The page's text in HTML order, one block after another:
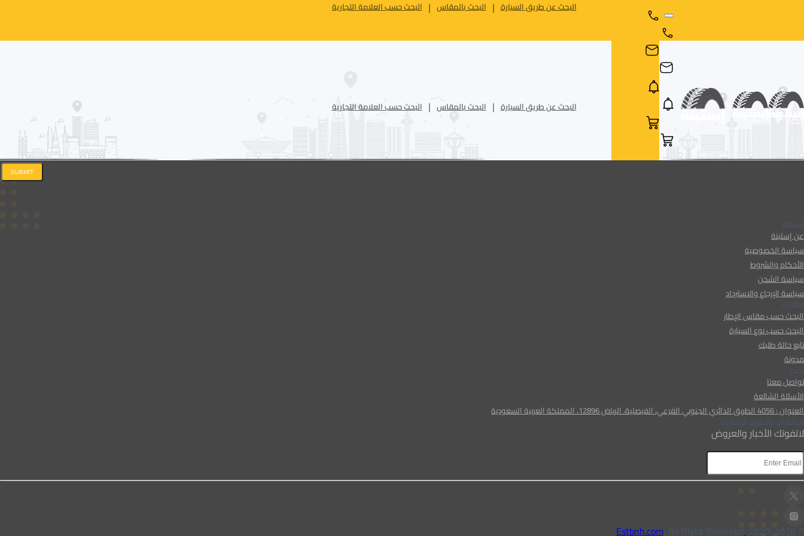
البحث عن طريق السيارة البحث بالمقاس البحث حسب العلامة التجارية
البحث عن طريق السيارة البحث بالمقاس البحث حسب العلامة التجارية
إستبنة
عن إستبنة
سياسة الخصوصية
الأحكام والشروط
سياسة الشحن
سياسة الإرجاع والاسترداد
إطارات
البحث حسب مقاس الإطار
البحث حسب نوع السيارة
تابع حالة طلبك
مدونة
دعم
تواصل معنا
الأسئلة الشائعة
العنوان : 4056 الطريق الدائري الجنوبي الفرعي، الفيصلية، الرياض 12896، المملكة العربية السعودية
الإشتراك بالنشرة الإخبارية
لاتفوتك الأخبار والعروض
SUBMIT
© 2020-
2026
Estbnh.com
, All Right Reserved